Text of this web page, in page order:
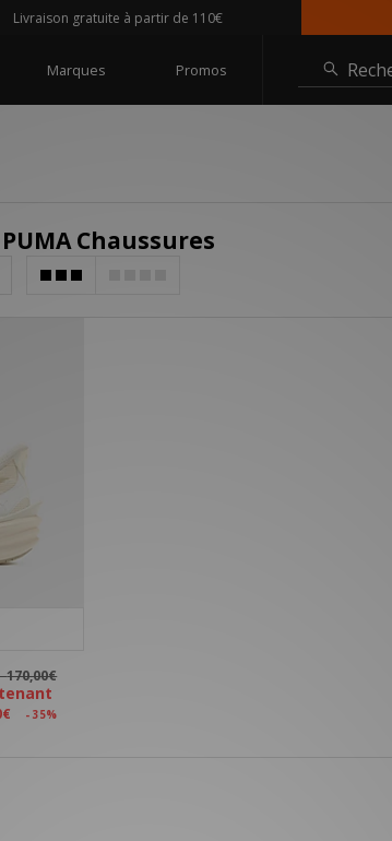
Livraison gratuite à partir de 110€
Marques Promos
Chaussures
170,00€
- 35%